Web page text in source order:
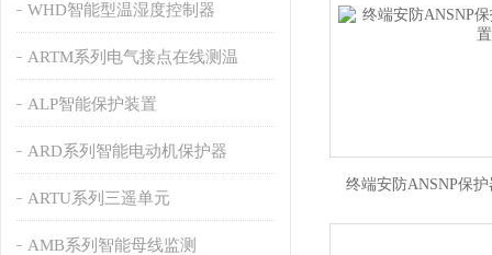
WHD智能型温湿度控制器
ARTM系列电气接点在线测温
ALP智能保护装置
ARD系列智能电动机保护器
ARTU系列三遥单元
AMB系列智能母线监测
终端安防ANSNP保